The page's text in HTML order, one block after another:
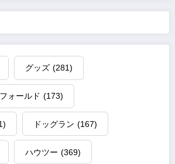
グッズ (281)
ォールド (173)
ドッグラン (167)
ハウツー (369)